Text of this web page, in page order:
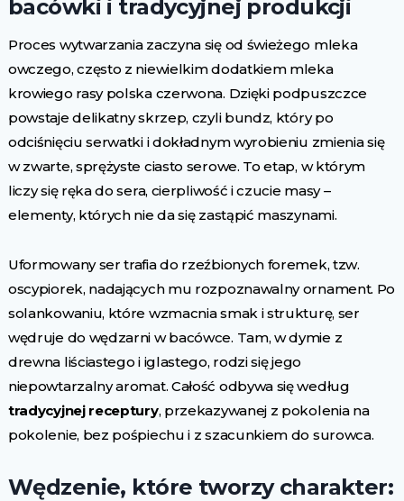
bacówki i tradycyjnej produkcji
Proces wytwarzania zaczyna się od świeżego mleka
owczego, często z niewielkim dodatkiem mleka
krowiego rasy polska czerwona. Dzięki podpuszczce
powstaje delikatny skrzep, czyli bundz, który po
odciśnięciu serwatki i dokładnym wyrobieniu zmienia się
w zwarte, sprężyste ciasto serowe. To etap, w którym
liczy się ręka do sera, cierpliwość i czucie masy –
elementy, których nie da się zastąpić maszynami.
Uformowany ser trafia do rzeźbionych foremek, tzw.
oscypiorek, nadających mu rozpoznawalny ornament. Po
solankowaniu, które wzmacnia smak i strukturę, ser
wędruje do wędzarni w bacówce. Tam, w dymie z
drewna liściastego i iglastego, rodzi się jego
niepowtarzalny aromat. Całość odbywa się według
tradycyjnej receptury, przekazywanej z pokolenia na
pokolenie, bez pośpiechu i z szacunkiem do surowca.
Wędzenie, które tworzy charakter: